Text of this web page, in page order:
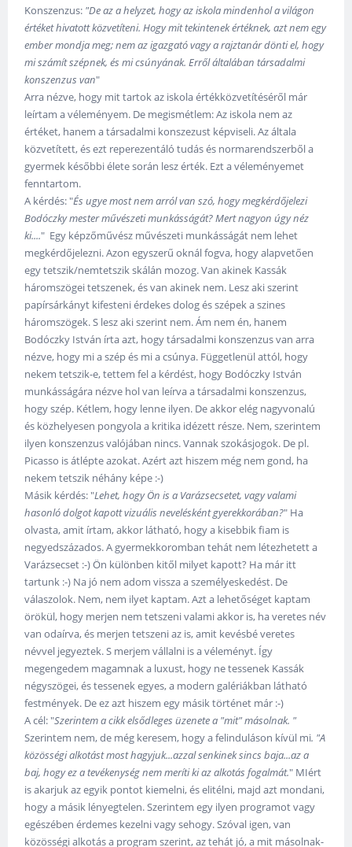
Konszenzus: "De az a helyzet, hogy az iskola mindenhol a világon
értéket hivatott közvetíteni. Hogy mit tekintenek értéknek, azt nem egy
ember mondja meg; nem az igazgató vagy a rajztanár dönti el, hogy
mi számít szépnek, és mi csúnyának. Erről általában társadalmi
konszenzus van"
Arra nézve, hogy mit tartok az iskola értékközvetítéséről már
leírtam a véleményem. De megismétlem: Az iskola nem az
értéket, hanem a társadalmi konszezust képviseli. Az általa
közvetített, és ezt reperezentáló tudás és normarendszerből a
gyermek későbbi élete során lesz érték. Ezt a véleményemet
fenntartom.
A kérdés: "És ugye most nem arról van szó, hogy megkérdőjelezi
Bodóczky mester művészeti munkásságát? Mert nagyon úgy néz
ki...." Egy képzőművész művészeti munkásságát nem lehet
megkérdőjelezni. Azon egyszerű oknál fogva, hogy alapvetően
egy tetszik/nemtetszik skálán mozog. Van akinek Kassák
háromszögei tetszenek, és van akinek nem. Lesz aki szerint
papírsárkányt kifesteni érdekes dolog és szépek a szines
háromszögek. S lesz aki szerint nem. Ám nem én, hanem
Bodóczky István írta azt, hogy társadalmi konszenzus van arra
nézve, hogy mi a szép és mi a csúnya. Függetlenül attól, hogy
nekem tetszik-e, tettem fel a kérdést, hogy Bodóczky István
munkásságára nézve hol van leírva a társadalmi konszenzus,
hogy szép. Kétlem, hogy lenne ilyen. De akkor elég nagyvonalú
és közhelyesen pongyola a kritika idézett része. Nem, szerintem
ilyen konszenzus valójában nincs. Vannak szokásjogok. De pl.
Picasso is átlépte azokat. Azért azt hiszem még nem gond, ha
nekem tetszik néhány képe :-)
Másik kérdés: "Lehet, hogy Ön is a Varázsecsetet, vagy valami
hasonló dolgot kapott vizuális nevelésként gyerekkorában?" Ha
olvasta, amit írtam, akkor látható, hogy a kisebbik fiam is
negyedszázados. A gyermekkoromban tehát nem létezhetett a
Varázsecset :-) Ön különben kitől milyet kapott? Ha már itt
tartunk :-) Na jó nem adom vissza a személyeskedést. De
válaszolok. Nem, nem ilyet kaptam. Azt a lehetőséget kaptam
örökül, hogy merjen nem tetszeni valami akkor is, ha veretes név
van odaírva, és merjen tetszeni az is, amit kevésbé veretes
névvel jegyeztek. S merjem vállalni is a véleményt. Így
megengedem magamnak a luxust, hogy ne tessenek Kassák
négyszögei, és tessenek egyes, a modern galériákban látható
festmények. De ez azt hiszem egy másik történet már :-)
A cél: "Szerintem a cikk elsődleges üzenete a "mit" másolnak. "
Szerintem nem, de még keresem, hogy a felinduláson kívül mi. "A
közösségi alkotást most hagyjuk...azzal senkinek sincs baja...az a
baj, hogy ez a tevékenység nem meríti ki az alkotás fogalmát." MIért
is akarjuk az egyik pontot kiemelni, és elitélni, majd azt mondani,
hogy a másik lényegtelen. Szerintem egy ilyen programot vagy
egészében érdemes kezelni vagy sehogy. Szóval igen, van
közösségi alkotás a program szerint, az tehát jó, a mit másolnak-